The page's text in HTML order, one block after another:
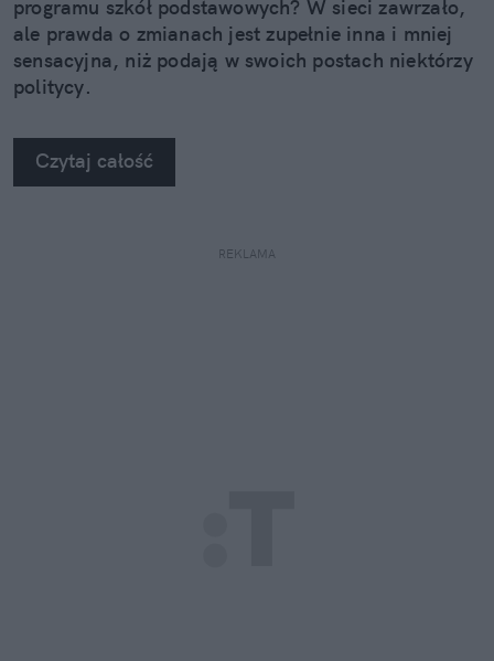
programu szkół podstawowych? W sieci zawrzało,
ale prawda o zmianach jest zupełnie inna i mniej
sensacyjna, niż podają w swoich postach niektórzy
politycy.
Czytaj całość
REKLAMA